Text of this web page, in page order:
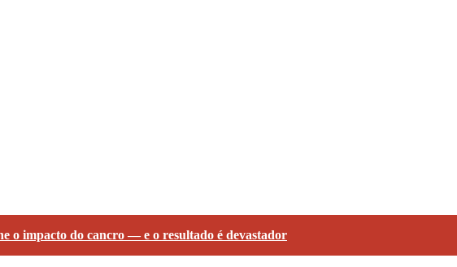
o impacto do cancro — e o resultado é devastador